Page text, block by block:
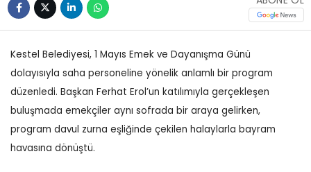
Kestel Belediyesi, 1 Mayıs Emek ve Dayanışma Günü
dolayısıyla saha personeline yönelik anlamlı bir program
düzenledi. Başkan Ferhat Erol’un katılımıyla gerçekleşen
buluşmada emekçiler aynı sofrada bir araya gelirken,
program davul zurna eşliğinde çekilen halaylarla bayram
havasına dönüştü.